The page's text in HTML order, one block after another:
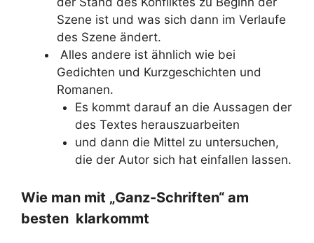
Szene ist und was sich dann im Verlaufe
des Szene ändert.
Alles andere ist ähnlich wie bei
Gedichten und Kurzgeschichten und
Romanen.
Es kommt darauf an die Aussagen der
des Textes herauszuarbeiten
und dann die Mittel zu untersuchen,
die der Autor sich hat einfallen lassen.
Wie man mit „Ganz-Schriften“ am
besten klarkommt